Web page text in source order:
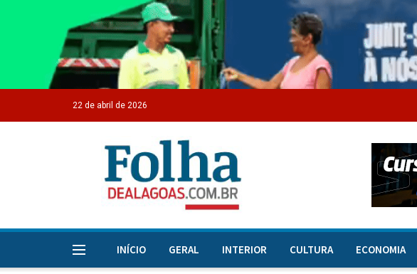
22 de abril de 2026
INÍCIO GERAL INTERIOR CULTURA ECONOMIA